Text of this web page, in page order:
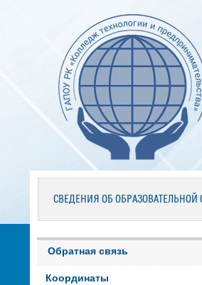
СВЕДЕНИЯ ОБ ОБРАЗОВАТЕЛЬНОЙ
Обратная связь
Координаты